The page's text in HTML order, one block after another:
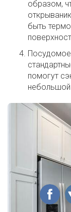
образом,
быть
помогут